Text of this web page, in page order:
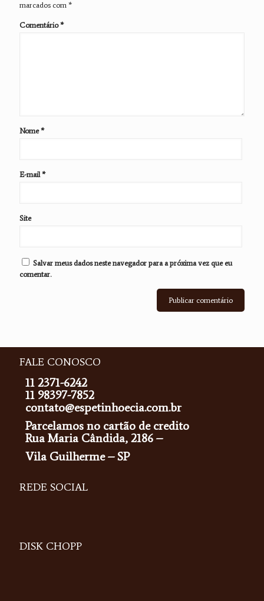
marcados com *
Comentário*
Nome*
E-mail*
Site
Salvar meus dados neste navegador para a próxima vez que eu
comentar.
FALE CONOSCO
11 2371-6242
11 98397-7852
contato@espetinhoecia.com.br
Parcelamos no cartão de credito
Rua Maria Cândida, 2186 –
Vila Guilherme – SP
REDE SOCIAL
DISK CHOPP